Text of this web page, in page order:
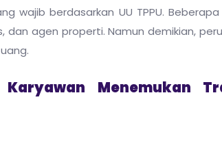
wajib berdasarkan UU TPPU.
agen properti. Namun demikian,
Menemukan